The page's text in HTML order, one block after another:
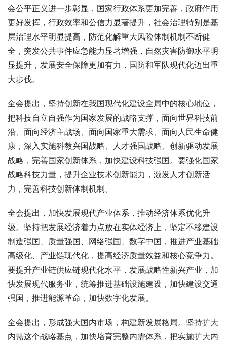
会公平正义进一步彰显，国家行政体系更加完善，政府作用
更好发挥，行政效率和公信力显著提升，社会治理特别是基
层治理水平明显提高，防范化解重大风险体制机制不断健
全，突发公共事件应急能力显著增强，自然灾害防御水平明
显提升，发展安全保障更加有力，国防和军队现代化迈出重
大步伐。
全会提出，坚持创新在我国现代化建设全局中的核心地位，
把科技自立自强作为国家发展的战略支撑，面向世界科技前
沿、面向经济主战场、面向国家重大需求、面向人民生命健
康，深入实施科教兴国战略、人才强国战略、创新驱动发展
战略，完善国家创新体系，加快建设科技强国。要强化国家
战略科技力量，提升企业技术创新能力，激发人才创新活
力，完善科技创新体制机制。
全会提出，加快发展现代产业体系，推动经济体系优化升
级。坚持把发展经济着力点放在实体经济上，坚定不移建设
制造强国、质量强国、网络强国、数字中国，推进产业基础
高级化、产业链现代化，提高经济质量效益和核心竞争力。
要提升产业链供应链现代化水平，发展战略性新兴产业，加
快发展现代服务业，统筹推进基础设施建设，加快建设交通
强国，推进能源革命，加快数字化发展。
全会提出，形成强大国内市场，构建新发展格局。坚持扩大
内需这个战略基点，加快培育完整内需体系，把实施扩大内